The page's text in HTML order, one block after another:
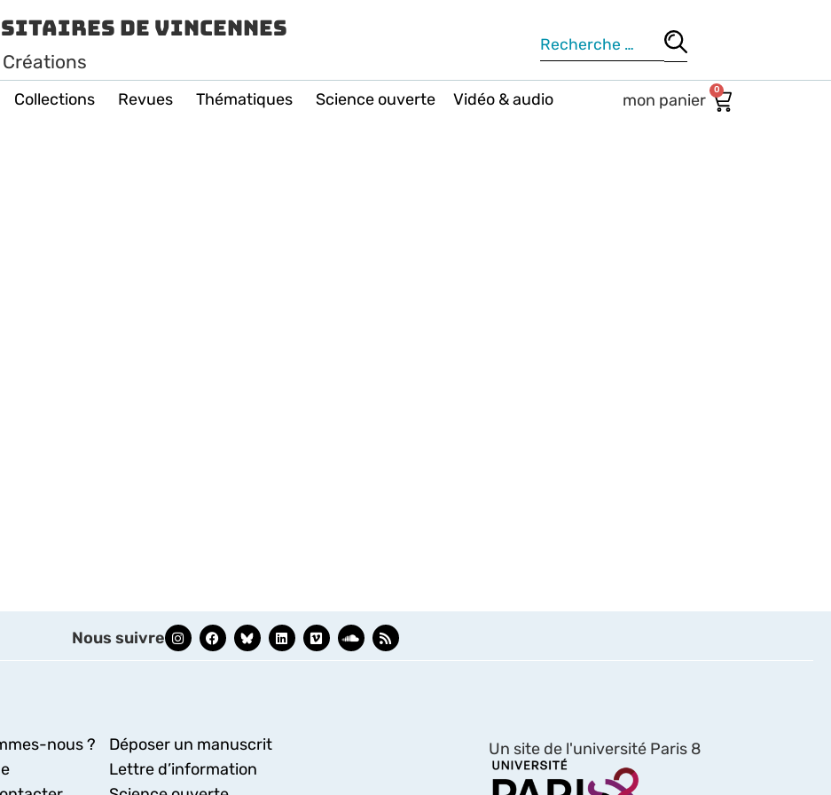
de Vincennes
Collections Revues Thématiques Science ouverte Vidéo & audio 0
Nous suivre
nous ?
Déposer un manuscrit
Lettre d’information
Un site de l'université Paris 8